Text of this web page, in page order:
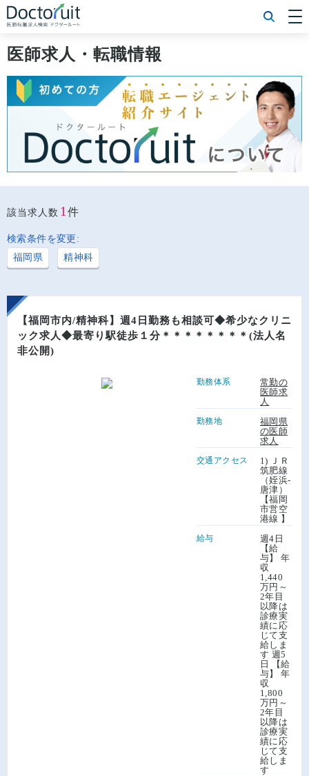
[常勤] 科目から探す
[常勤] 特徴から探す
[非常勤] 科目から探す
[非常勤] 特徴から探す
Doctoruit医師転職特集
Doctoruitについて
運営者情報
プライバシーポリシー
医師求人・転職情報
該当求人数 1件
検索条件を変更:
福岡県
精神科
【福岡市内/精神科】週4日勤務も相談可◆希少なクリニ
ック求人◆最寄り駅徒歩１分＊＊＊＊＊＊＊＊(法人名
非公開)
勤務体系
常勤の
医師求
人
勤務地
福岡県
の医師
求人
交通アクセス
1) ＪＲ
筑肥線
（姪浜-
唐津）
【福岡
市営空
港線 】
給与
週4日
【給
与】 年
収
1,440
万円～
2年目
以降は
診療実
績に応
じて支
給しま
す 週5
日 【給
与】 年
収
1,800
万円～
2年目
以降は
診療実
績に応
じて支
給しま
す